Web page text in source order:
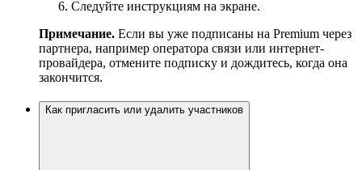
Следуйте инструкциям на экране.
Примечание. Если вы уже подписаны на Premium через
партнера, например оператора связи или интернет-
провайдера, отмените подписку и дождитесь, когда она
закончится.
Как пригласить или удалить участников